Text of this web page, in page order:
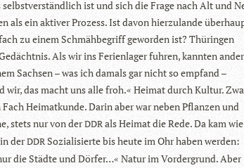
ist und sich die Frage nach Alt und
als ein akti­ver Pro­zess. Ist davon hier­zu­lande
zu einem Schmäh­be­griff gewor­den ist? Thü­rin­gen
Als wir ins Feri­en­la­ger fuh­ren, kann­ten
Sach­sen – was ich damals gar nicht so emp­fand –
wir, das macht uns alle froh.« Hei­mat durch Kul­tur.
Hei­mat­kunde. Darin aber war neben Pflan­zen und
stets nur von derDDRals Hei­mat die Rede. Da kam
derDDRSozia­li­sierte bis heute im Ohr haben wer­den:
die Städte und Dör­fer…« Natur im Vor­der­grund. Aber